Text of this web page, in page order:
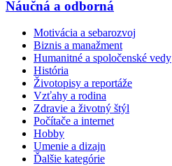
Náučná a odborná
Motivácia a sebarozvoj
Biznis a manažment
Humanitné a spoločenské vedy
História
Životopisy a reportáže
Vzťahy a rodina
Zdravie a životný štýl
Počítače a internet
Hobby
Umenie a dizajn
Ďalšie kategórie